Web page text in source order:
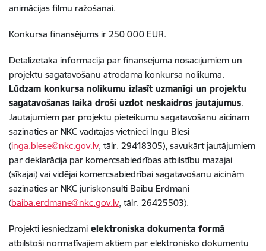
animācijas filmu ražošanai.
Konkursa finansējums ir 250 000 EUR.
Detalizētāka informācija par finansējuma nosacījumiem un
projektu sagatavošanu atrodama konkursa nolikumā.
Lūdzam konkursa nolikumu izlasīt uzmanīgi un projektu
sagatavošanas laikā droši uzdot neskaidros jautājumus.
Jautājumiem par projektu pieteikumu sagatavošanu aicinām
sazināties ar NKC vadītājas vietnieci Ingu Blesi
(inga.blese@nkc.gov.lv, tālr. 29418305), savukārt jautājumiem
par deklarācija par komercsabiedrības atbilstību mazajai
(sīkajai) vai vidējai komercsabiedrībai sagatavošanu aicinām
sazināties ar NKC juriskonsulti Baibu Erdmani
(baiba.erdmane@nkc.gov.lv, tālr. 26425503).
Projekti iesniedzami elektroniska dokumenta formā
atbilstoši normatīvajiem aktiem par elektronisko dokumentu